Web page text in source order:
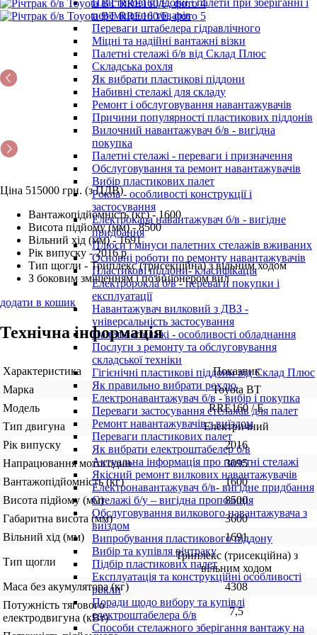
Пластикові піддони і палети при зберіганні і
переміщенні товарів
Переваги штабелера гідравлічного
Міцні та надійні вантажні візки
Палетні стелажі б/в від Склад Плюс
Складська рохля
Як вибрати пластикові піддони
Набивні стелажі для складу
Ремонт і обслуговування навантажувачів
Причини популярності пластикових піддонів
Вилочний навантажувач б/в - вигідна
покупка
Палетні стелажі - переваги і призначення
Обслуговування та ремонт навантажувачів
Вибір пластикових палет
Рокла - особливості конструкції і
застосування
Електрокара навантажувач б/в - вигідне
придбання
Плюси і мінуси палетних стелажів вживаних
Основні роботи по ремонту навантажувачів
Пластикові піддони- класифікація
Електророкла б/в - переваги покупки і
експлуатації
Навантажувач вилковий з ДВЗ -
універсальність застосування
Палетні стелажі - особливості обладнання
Послуги з ремонту та обслуговування
складської техніки
Гігієнічні пластикові піддони від Склад Плюс
Як правильно вибрати рохлю
Електронавантажувач б/в - вибір і покупка
Переваги застосування стелажів для палет
Ремонт навантажувачів з виїздом
Переваги пластикових палет
Як вибрати електроштабелер б/в
Актуальна інформація про палетні стелажі
Якісний ремонт вилкових навантажувачів
Електронавантажувач б/в- вигідне придбання
Стелажі б/у – вигідна пропозиція
Обслуговування вилкового навантажувача з
виїздом
Випробування пластикового піддону
Вибір та купівля річтраку
Підбір пластикових палет
Експлуатація та конструкційні особливості
рокли
Поради щодо вибору та купівлі
електроштабелера б/в
Способи стелажного зберігання вантажу на
Ціна 515000 грн. (з ПДВ)
Вантажопідйомність (кг) - 1600
Висота підйому (мм) - 8500
Вільний хід (мм) - 1691
Рік випуску - 2016 р
Тип щогли - Триплекс (трисекційна) з вільним ходом
З боковим зміщенням і позиціонером вил
додати в кошик
Технічна інформація
Характеристика
Показник
Марка
Toyota BT
Модель
RRE160 / E
Тип двигуна
Електричний
Рік випуску
2016
Напрацювання мотогодин
3095
Вантажопідйомність (кг)
1600
Висота підйому (мм)
8500
Габаритна висота (мм)
3600
Вільний хід (мм)
1691
Тип щогли
Триплекс (трисекційна) з
вільним ходом
Маса без акумулятора (кг)
4308
Потужність тягового
електродвигуна (кВт)
7,5